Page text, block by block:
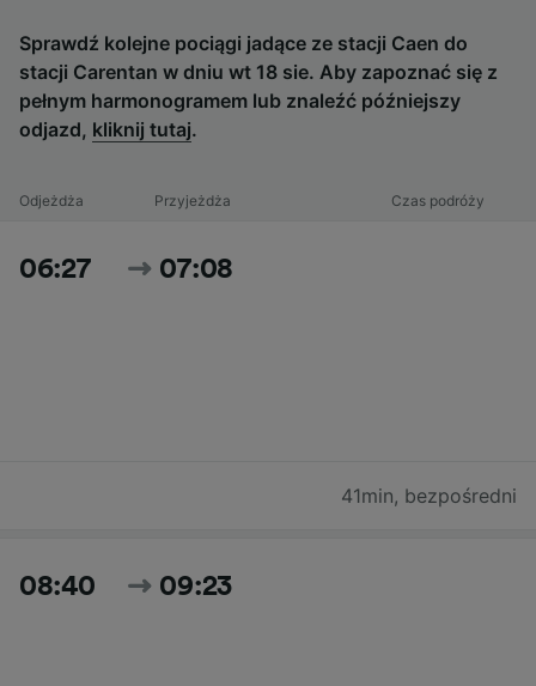
Sprawdź kolejne pociągi jadące ze stacji Caen do
stacji Carentan w dniu wt 18 sie. Aby zapoznać się z
pełnym harmonogramem lub znaleźć późniejszy
odjazd, kliknij tutaj.
Odjeżdża Przyjeżdża Czas podróży
06:27 07:08
41min, bezpośredni
08:40 09:23